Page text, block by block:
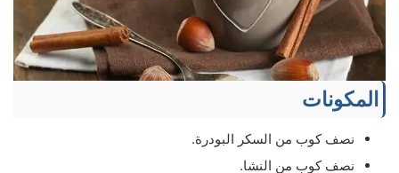
المكونات
نصف كوب من السكر البودرة.
نصف كوب من النشا.